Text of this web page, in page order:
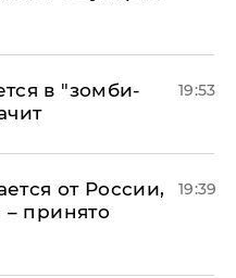
в "зомби-
19:53
от России,
– принято
19:39